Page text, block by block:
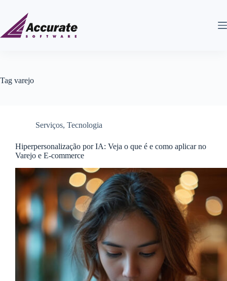
Tag varejo
Serviços, Tecnologia
Hiperpersonalização por IA: Veja o que é e como aplicar no
Varejo e E-commerce